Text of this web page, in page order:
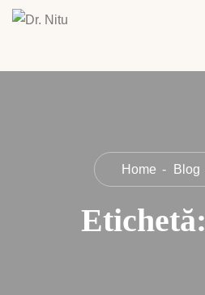
Home Blog
Etichetă: